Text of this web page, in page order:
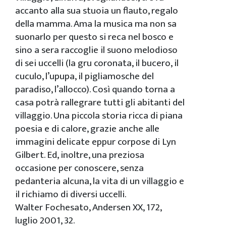
accanto alla sua stuoia un flauto, regalo
della mamma. Ama la musica ma non sa
suonarlo per questo si reca nel bosco e
sino a sera raccoglie il suono melodioso
di sei uccelli (la gru coronata, il bucero, il
cuculo, l’upupa, il pigliamosche del
paradiso, l’allocco). Così quando torna a
casa potrà rallegrare tutti gli abitanti del
villaggio. Una piccola storia ricca di piana
poesia e di calore, grazie anche alle
immagini delicate eppur corpose di Lyn
Gilbert. Ed, inoltre, una preziosa
occasione per conoscere, senza
pedanteria alcuna, la vita di un villaggio e
il richiamo di diversi uccelli.
Walter Fochesato, Andersen XX, 172,
luglio 2001, 32.